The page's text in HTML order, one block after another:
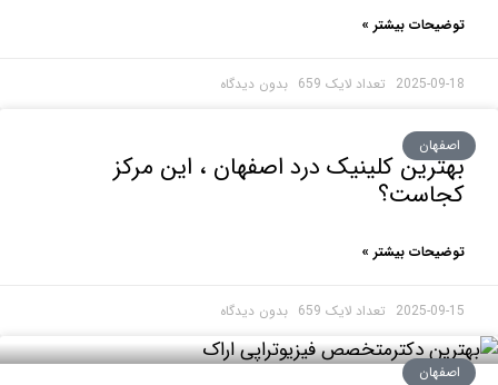
بیشتر »
2025- بدون دیدگاه
کلینیک درد اصفهان ، این مرکز
بیشتر »
2025- بدون دیدگاه